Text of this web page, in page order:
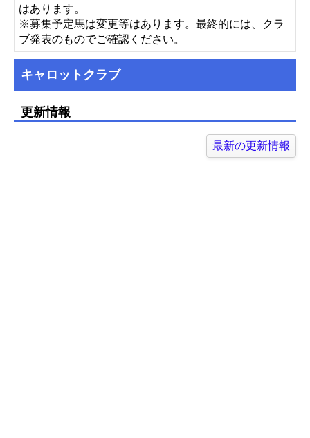
はあります。
※募集予定馬は変更等はあります。最終的には、クラ
ブ発表のものでご確認ください。
キャロットクラブ
更新情報
最新の更新情報